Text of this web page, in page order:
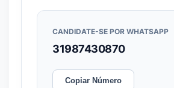
CANDIDATE-SE POR WHATSAPP
31987430870
Copiar Número